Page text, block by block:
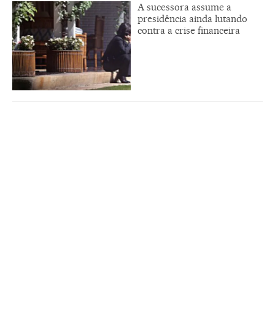
A sucessora assume a
presidência ainda lutando
contra a crise financeira